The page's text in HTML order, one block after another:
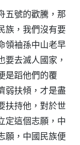
五號的歡騰，那
族，我們沒有要
領袖孫中山老早
去滅人國家，
是蹈他們的覆
弱扶傾，才是盡
扶持他，對於世
定這個志願，中
願，中國民族便